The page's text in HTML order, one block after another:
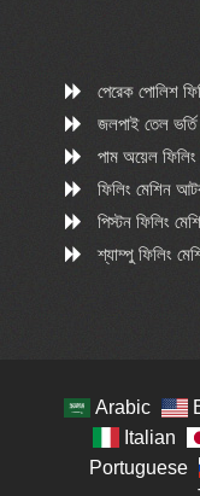
পেরেক পোলিশ
জলপাই তেল ভর্তি
পাম অয়েল ফিলিং
ফিলিং মেশিন
পিস্টন ফিলিং
শ্যাম্পু ফিলিং
Arabic
Italian
Portuguese